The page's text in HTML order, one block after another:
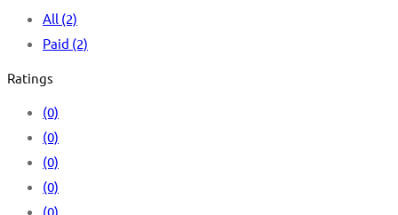
All (2)
Paid (2)
Ratings
(0)
(0)
(0)
(0)
(0)